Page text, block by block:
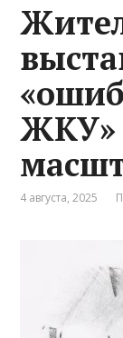
ЖКУ»
4 августа, 2025